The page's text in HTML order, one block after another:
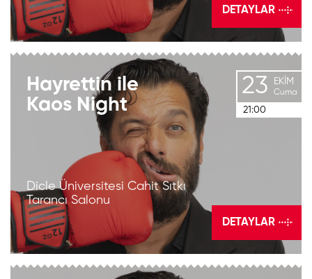
DETAYLAR
Hayrettinile
Kaos Night
Dicle Üniversitesi Cahit Sıtkı
Tarancı Salonu
23 EKIM
Cuma
21:00
DETAYLAR